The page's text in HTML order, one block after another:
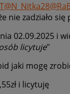
@N_Nitka28
nie zadziało
02.09.2025 i
licytuje"
jaki mogę
i licytuję